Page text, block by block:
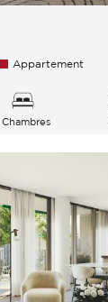
Appartement
Chambres